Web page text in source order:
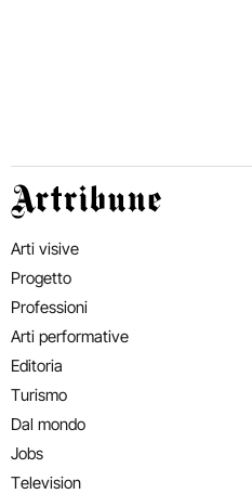
Artribune
Arti visive
Progetto
Professioni
Arti performative
Editoria
Turismo
Dal mondo
Jobs
Television